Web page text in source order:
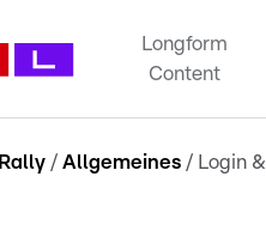
Longform
Content
Rally / Allgemeines / Login